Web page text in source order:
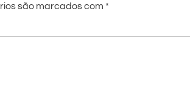
são marcados com *